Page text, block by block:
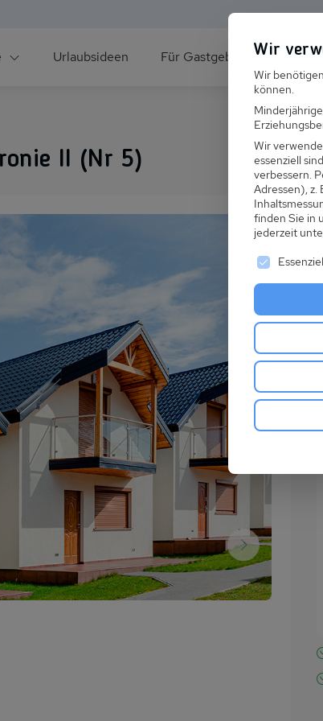
Urlaubsideen Für Gastgeber Über
II (Nr 5)
Wir
Wir
können.
Wir
essenziell
verbessern.
Adressen), z.
finden Sie in
jederzeit
Es folgt